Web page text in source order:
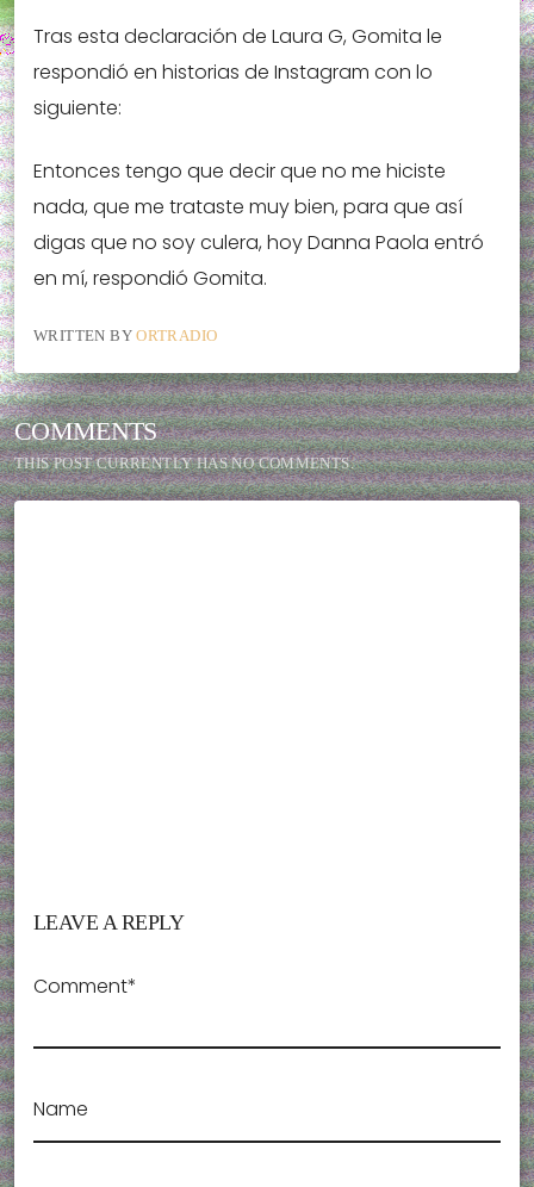
Tras esta declaración de Laura G, Gomita le
respondió en historias de Instagram con lo
siguiente:
Entonces tengo que decir que no me hiciste
nada, que me trataste muy bien, para que así
digas que no soy culera, hoy Danna Paola entró
en mí, respondió Gomita.
WRITTEN BYORTRADIO
COMMENTS
THIS POST CURRENTLY HAS NO COMMENTS.
LEAVE A REPLY
Comment*
Name